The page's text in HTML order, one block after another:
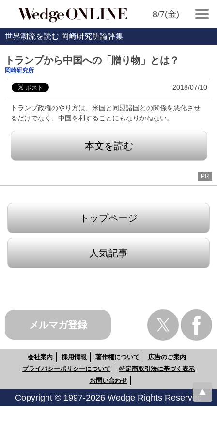
8/7(金)
世界潮流を読む 岡崎研究所論評集
トランプから中国への「贈り物」とは？
岡崎研究所
2018/07/10
トランプ政権のやり方は、米国と同盟諸国との関係を悪化させ
るだけでなく、中国を利することにもなりかねない。
本文を読む
PR
トップページ
人気記事
メルマガ登録
会社案内 採用情報 著作権について
広告のご案内
プライバシーポリシーについて
特定商取引法に基づく表示
お問い合わせ
Copyright © 1997-2026 Wedge Rights Reserved